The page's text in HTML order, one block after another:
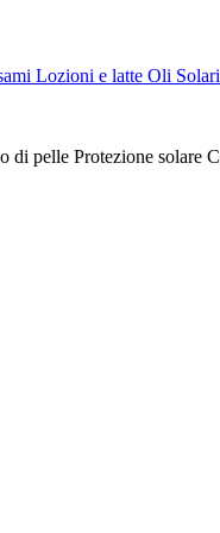
Lozioni e latte Oli
di pelle Protezione solare